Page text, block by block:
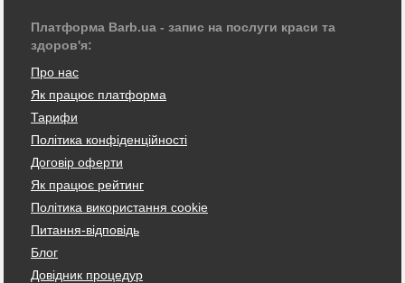
Платформа Barb.ua - запис на послуги краси та
здоров'я:
Про нас
Як працює платформа
Тарифи
Політика конфіденційності
Договір оферти
Як працює рейтинг
Політика використання cookie
Питання-відповідь
Блог
Довідник процедур